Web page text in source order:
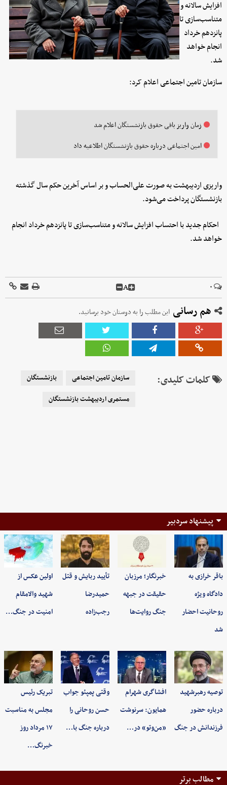
افزایش سالانه و
متناسب‌سازی تا
پانزدهم خرداد
انجام خواهد
شد.
سازمان تامین اجتماعی اعلام کرد:
زمان واریز باقی حقوق بازنشستگان اعلام شد
امین اجتماعی درباره حقوق بازنشستگان اطلاعیه داد
واریزی اردیبهشت به صورت علی‌الحساب و بر اساس آخرین حکم سال گذشته
بازنشستگان پرداخت می‌شود.
احکام جدید با احتساب افزایش سالانه و متناسب‌سازی تا پانزدهم خرداد انجام
خواهد شد.
۰ A
هم رسانی این مطلب را به دوستان خود برسانید.
کلمات کلیدی: سازمان تامین اجتماعی
بازنشستگان
مستمری اردیبهشت بازنشستگان
پیشنهاد سردبیر
باقر خرازی به
دادگاه ویژه
روحانیت احضار
شد
خبرنگار؛ مرزبان
حقیقت در جبهه
جنگ روایت‌ها
تأیید ربایش و قتل
حمیدرضا
رجب‌زاده
اولین عکس از
شهید والامقام
امنیت در جنگ…
توصیه رهبرشهید
درباره حضور
فرزندانش در جنگ
افشاگری شهرام
همایون: سرنوشت
«من‌وتو» در…
وقتی پمپئو جواب
حسن روحانی را
درباره جنگ با…
تبریک رئیس
مجلس به مناسبت
۱۷ مرداد روز
خبرنگ…
مطالب برتر